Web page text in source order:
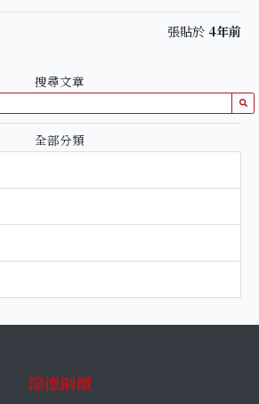
張貼於 4年前
搜尋文章
全部分類
錦德鋼鐵